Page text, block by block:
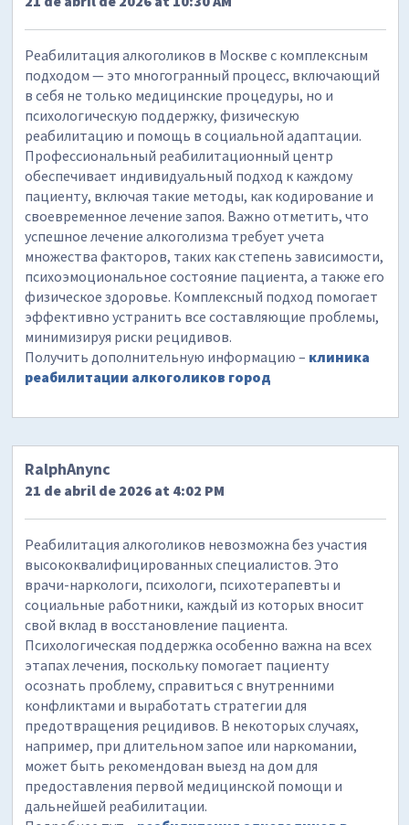
Реабилитация алкоголиков в Москве с комплексным
подходом — это многогранный процесс, включающий
в себя не только медицинские процедуры, но и
психологическую поддержку, физическую
реабилитацию и помощь в социальной адаптации.
Профессиональный реабилитационный центр
обеспечивает индивидуальный подход к каждому
пациенту, включая такие методы, как кодирование и
своевременное лечение запоя. Важно отметить, что
успешное лечение алкоголизма требует учета
множества факторов, таких как степень зависимости,
психоэмоциональное состояние пациента, а также его
физическое здоровье. Комплексный подход помогает
эффективно устранить все составляющие проблемы,
минимизируя риски рецидивов.
Получить дополнительную информацию – клиника
реабилитации алкоголиков город
RalphAnync
21 de abril de 2026 at 4:02 PM
Реабилитация алкоголиков невозможна без участия
высококвалифицированных специалистов. Это
врачи-наркологи, психологи, психотерапевты и
социальные работники, каждый из которых вносит
свой вклад в восстановление пациента.
Психологическая поддержка особенно важна на всех
этапах лечения, поскольку помогает пациенту
осознать проблему, справиться с внутренними
конфликтами и выработать стратегии для
предотвращения рецидивов. В некоторых случаях,
например, при длительном запое или наркомании,
может быть рекомендован выезд на дом для
предоставления первой медицинской помощи и
дальнейшей реабилитации.